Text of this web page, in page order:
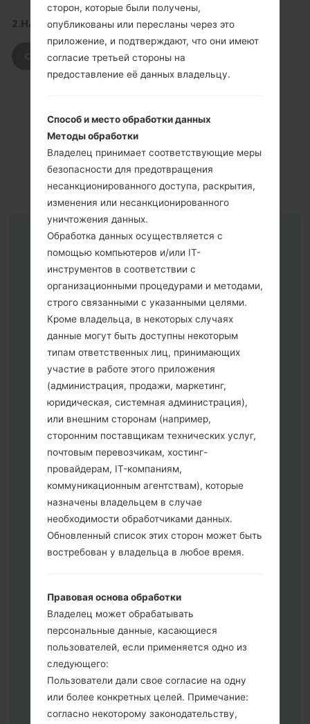
2.НАЖМИТЕ, ЧТОБЫ СКАЧАТЬ
СКАЧАТЬ
Инструкции
Скачайте на свой ПК:Odin 3
Далее загрузите и распакуйте файл
прошивки.
Вам необходимо 1 (Выбрать 1 файл
прошивки здесь) или 5 (Выбрать 5
файл прошивки здесь) файлов для
CP: "Modem & Radio"
CSC _ ***: "Country & Region & Operator"
HOME_CSC _ ***: "Country & Region &
Operator"
Добавьте все файлы в программу Odin
3.
Если вы хотите прошить телефон и
сбросить к заводским настройкам
сторон, которые были получены,
опубликованы или пересланы через это
приложение, и подтверждают, что они имеют
согласие третьей стороны на
предоставление её данных владельцу.
Способ и место обработки данных
Методы обработки
Владелец принимает соответствующие меры
безопасности для предотвращения
несанкционированного доступа, раскрытия,
изменения или несанкционированного
уничтожения данных.
Обработка данных осуществляется с
помощью компьютеров и/или IT-
инструментов в соответствии с
организационными процедурами и методами,
строго связанными с указанными целями.
Кроме владельца, в некоторых случаях
данные могут быть доступны некоторым
типам ответственных лиц, принимающих
участие в работе этого приложения
(администрация, продажи, маркетинг,
юридическая, системная администрация),
или внешним сторонам (например,
сторонним поставщикам технических услуг,
почтовым перевозчикам, хостинг-
провайдерам, IT-компаниям,
коммуникационным агентствам), которые
назначены владельцем в случае
необходимости обработчиками данных.
Обновленный список этих сторон может быть
востребован у владельца в любое время.
Правовая основа обработки
Владелец может обрабатывать
персональные данные, касающиеся
пользователей, если применяется одно из
следующего:
Пользователи дали свое согласие на одну
или более конкретных целей. Примечание:
согласно некоторому законодательству,